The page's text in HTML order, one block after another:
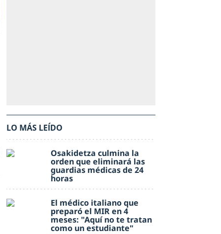
LO MÁS LEÍDO
Osakidetza culmina la
orden que eliminará las
guardias médicas de 24
horas
El médico italiano que
preparó el MIR en 4
meses: "Aquí no te tratan
como un estudiante"